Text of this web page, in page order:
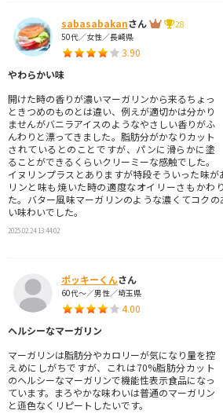
sabasabakanさん
28
50代／女性／長崎県
3.90
やわらかい味
開けた時の香りが濃いマーガリンから来るちょっ
ときつめのものとは違い、例えが適切かは分かり
ませんがバニラアイスのようなやさしい香りがふ
んわりと漂ってきました。脂肪分がかなりカット
されているとのことですが、パンに滑らかに塗
ることができるくらいクリーミーな感触でした。
イヌリンプラスとありますが特段そういった味
リンと味も焼いた時の適度なオイリーさもかわ
た。バター風味マーガリンのような濃くてコク
い味わいでした。
2025.02.24 13:44:02
ポッキーくんさん
60代～／男性／埼玉県
4.00
ヘルシーなマーガリン
マーガリンは脂肪分やカロリーが気になり量を控
えめにしがちですが、これは70%脂肪分カット
のヘルシーなマーガリンで機能性表示食品になっ
ています。まろやかな味わいは普通のマーガリン
と遜色なくリピートしたいです。